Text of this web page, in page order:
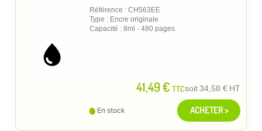
Référence : CH563EE
Type : Encre originale
Capacité : 8ml - 480 pages
41,49 € TTCsoit34,58 € HT
En stock ACHETER >